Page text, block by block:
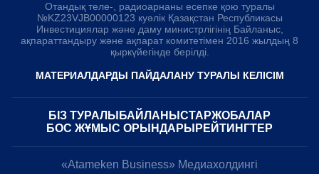
Отандық теле-, радиоарнаны есепке қою туралы
№KZ23VJB00000123 куәлік Қазақстан Республикасы
Инвестициялар және даму министрлігінің Байланыс,
ақпараттандыру және ақпарат комитетімен 2016 жылдың 8
қыркүйегінде берілді.
МАТЕРИАЛДАРДЫ ПАЙДАЛАНУ ТУРАЛЫ КЕЛІСІМ
БІЗ ТУРАЛЫ БАЙЛАНЫСТАРЖОБАЛАР
БОС ЖҰМЫС ОРЫНДАРЫ РЕЙТИНГТЕР
«Atameken Business» Медиахолдингі